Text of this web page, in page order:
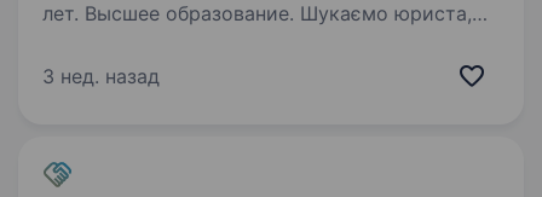
лет. Высшее образование. Шукаємо юриста,
Партнери» запрошує до команди юриста
включає податкове право, митне…
3 нед. назад